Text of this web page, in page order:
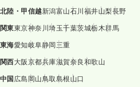
北陸・甲信越新潟富山石川福井山梨長野
関東東京神奈川埼玉千葉茨城栃木群馬
東海愛知岐阜静岡三重
関西大阪京都兵庫滋賀奈良和歌山
中国広島岡山鳥取島根山口